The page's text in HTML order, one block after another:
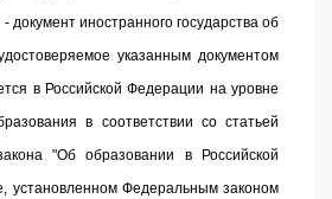
документ иностранного государства об
указанным документом
в Российской Федерации на уровне
в соответствии со статьей
"Об образовании в Российской
установленном Федеральным законом